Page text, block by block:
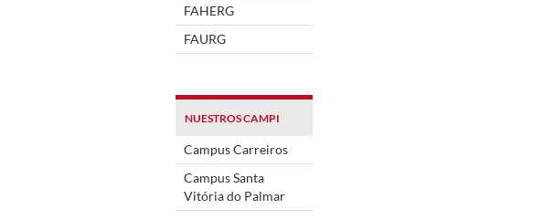
FAHERG
FAURG
NUESTROS CAMPI
Campus Carreiros
Campus Santa
Vitória do Palmar